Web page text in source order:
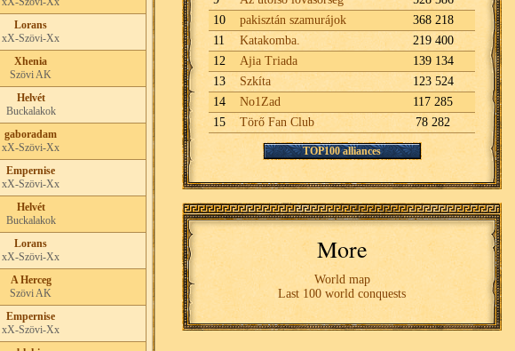
Lorans
xX-Szövi-Xx
Xhenia
Szövi AK
Helvét
Buckalakok
gaboradam
xX-Szövi-Xx
Empernise
xX-Szövi-Xx
Helvét
Buckalakok
Lorans
xX-Szövi-Xx
A Herceg
Szövi AK
Empernise
xX-Szövi-Xx
10
pakisztán szamurájok
368 218
11
Katakomba.
219 400
12
Ajia Triada
139 134
13
Szkíta
123 524
14
No1Zad
117 285
15
Törő Fan Club 78 282
TOP100 alliances
More
World map
Last 100 world conquests